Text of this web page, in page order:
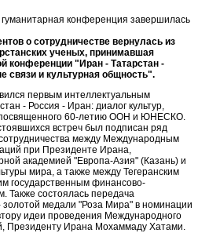
конференция завершилась
о сотрудничестве вернулась из
ученых, принимавшая
конференции "Иран - Татарстан -
связи и культурная общность".
первым интеллектуальным
- Россия - Иран: диалог культур,
посвященного 60-летию ООН и ЮНЕСКО.
встреч был подписан ряд
между Международным
при Президенте Ирана,
академией "Европа-Азия" (Казань) и
мира, а также между Тегеранским
государственным финансово-
Также состоялась передача
медали "Роза Мира" в номинации
идеи проведения Международного
Президенту Ирана Мохаммаду Хатами.